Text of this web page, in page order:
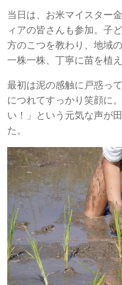
当日は、お米マイスター
ィアの皆さんも参加。子
方のこつを教わり、地域
一株一株、丁寧に苗を植
最初は泥の感触に戸惑っ
につれてすっかり笑顔に
い！」という元気な声が
た。